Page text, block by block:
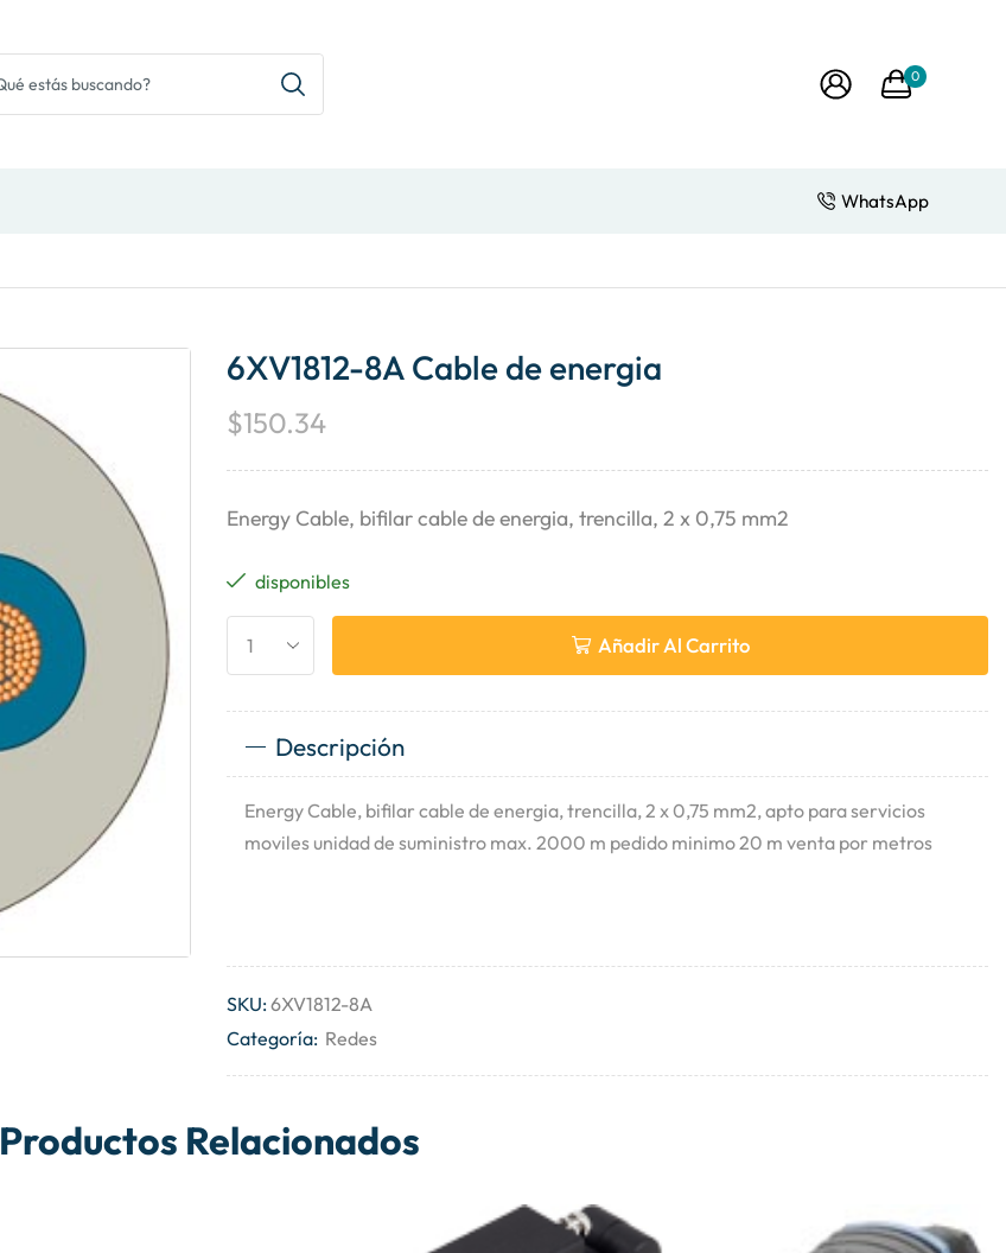
0
WhatsApp
6XV1812-8A Cable de energia
$150.34
Energy Cable, bifilar cable de energia, trencilla, 2 x 0,75 mm2
disponibles
Añadir Al Carrito
Descripción
Energy Cable, bifilar cable de energia, trencilla, 2 x 0,75 mm2, apto para servicios
moviles unidad de suministro max. 2000 m pedido minimo 20 m venta por metros
SKU:6XV1812-8A
Categoría: Redes
Productos Relacionados